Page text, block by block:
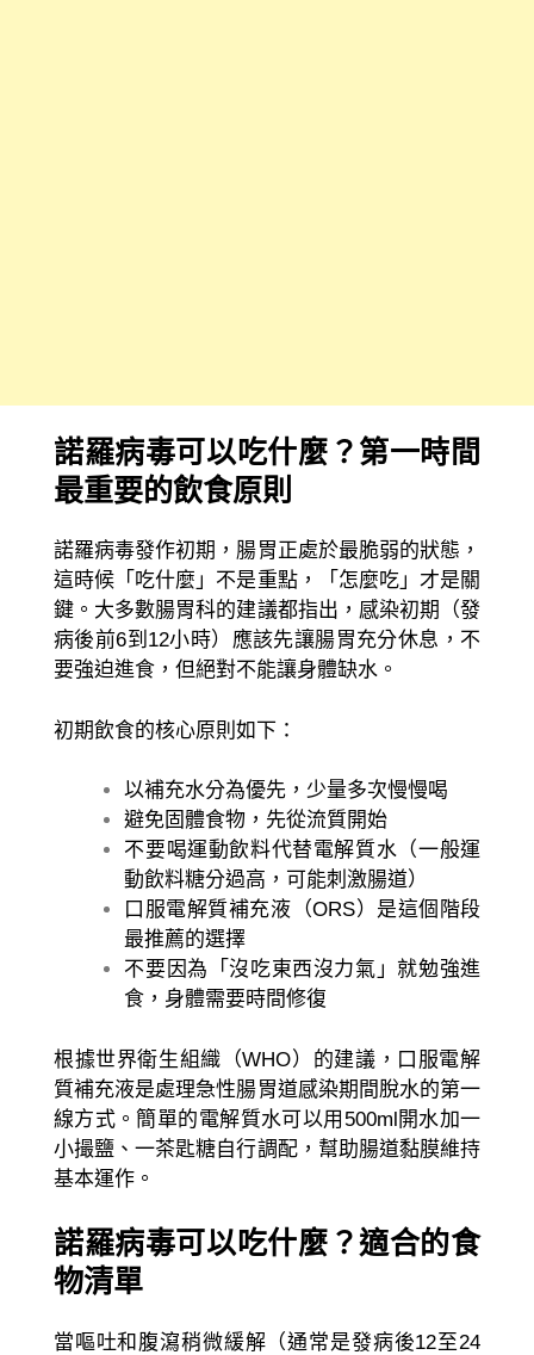
諾羅病毒可以吃什麼？第一時間
最重要的飲食原則
諾羅病毒發作初期，腸胃正處於最脆弱的狀態，
這時候「吃什麼」不是重點，「怎麼吃」才是關
鍵。大多數腸胃科的建議都指出，感染初期（發
病後前6到12小時）應該先讓腸胃充分休息，不
要強迫進食，但絕對不能讓身體缺水。
初期飲食的核心原則如下：
以補充水分為優先，少量多次慢慢喝
避免固體食物，先從流質開始
不要喝運動飲料代替電解質水（一般運
動飲料糖分過高，可能刺激腸道）
口服電解質補充液（ORS）是這個階段
最推薦的選擇
不要因為「沒吃東西沒力氣」就勉強進
食，身體需要時間修復
根據世界衛生組織（WHO）的建議，口服電解
質補充液是處理急性腸胃道感染期間脫水的第一
線方式。簡單的電解質水可以用500ml開水加一
小撮鹽、一茶匙糖自行調配，幫助腸道黏膜維持
基本運作。
諾羅病毒可以吃什麼？適合的食
物清單
當嘔吐和腹瀉稍微緩解（通常是發病後12至24